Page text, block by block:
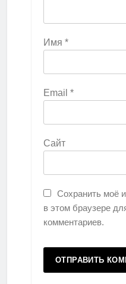
Имя *
Email *
Сайт
Сохранить моё
в этом браузере
комментариев.